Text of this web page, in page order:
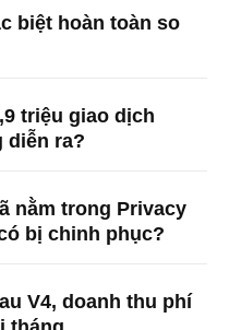
biệt hoàn toàn so
triệu giao dịch
diễn ra?
nằm trong Privacy
bị chinh phục?
V4, doanh thu phí